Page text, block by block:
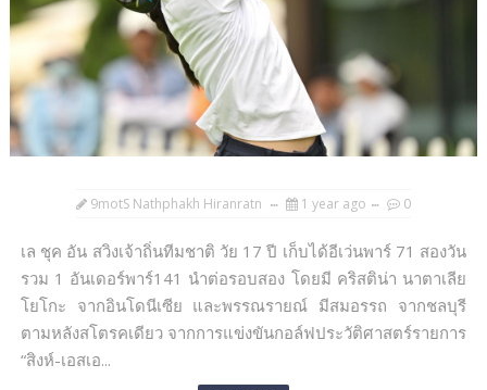
9motS Nathphakh Hiranratn 1 year ago 0
เล ชุค อัน สวิงเจ้าถิ่นทีมชาติ วัย 17 ปี เก็บได้อีเว่นพาร์ 71 สองวัน
รวม 1 อันเดอร์พาร์141 นำต่อรอบสอง โดยมี คริสติน่า นาตาเลีย
โยโกะ จากอินโดนีเซีย และพรรณรายณ์ มีสมอรรถ จากชลบุรี
ตามหลังสโตรคเดียว จากการแข่งขันกอล์ฟประวัติศาสตร์รายการ
“สิงห์-เอสเอ...